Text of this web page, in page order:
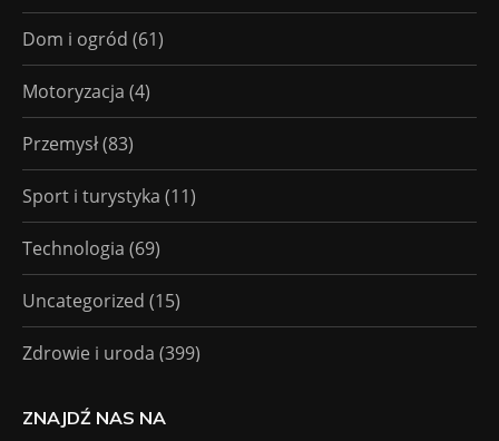
Dom i ogród (61)
Motoryzacja (4)
Przemysł(83)
Sport i turystyka (11)
Technologia (69)
Uncategorized (15)
Zdrowie i uroda (399)
ZNAJDŹ NAS NA